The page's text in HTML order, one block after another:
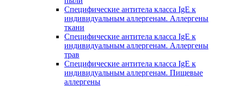
Специфические антитела класса IgE к
индивидуальным аллергенам. Аллергены
ткани
Специфические антитела класса IgE к
индивидуальным аллергенам. Аллергены
трав
Специфические антитела класса IgE к
индивидуальным аллергенам. Пищевые
аллергены